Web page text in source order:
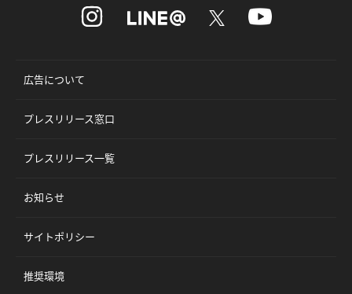
広告について
プレスリリース窓口
プレスリリース一覧
お知らせ
サイトポリシー
推奨環境